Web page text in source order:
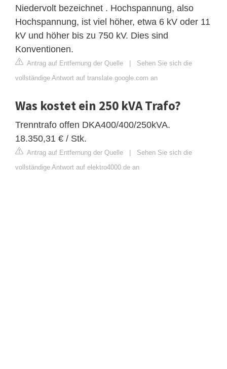
Niedervolt bezeichnet . Hochspannung, also
Hochspannung, ist viel höher, etwa 6 kV oder 11
kV und höher bis zu 750 kV. Dies sind
Konventionen.
Antrag auf Entfernung der Quelle | Sehen Sie sich die
vollständige Antwort auf translate.google.com an
Was kostet ein 250 kVA Trafo?
Trenntrafo offen DKA400/400/250kVA.
18.350,31 € / Stk.
Antrag auf Entfernung der Quelle | Sehen Sie sich die
vollständige Antwort auf elektro4000.de an